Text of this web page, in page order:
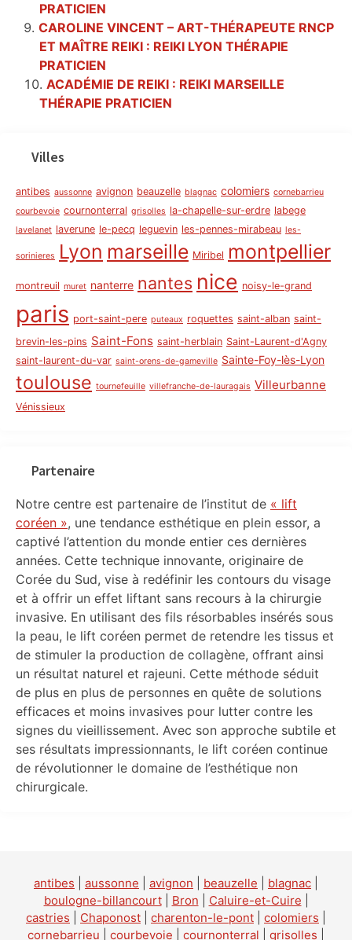
PRATICIEN
CAROLINE VINCENT – ART-THÉRAPEUTE RNCP
ET MAÎTRE REIKI : REIKI LYON THÉRAPIE
PRATICIEN
ACADÉMIE DE REIKI : REIKI MARSEILLE
THÉRAPIE PRATICIEN
Villes
antibes aussonne avignon beauzelle blagnac colomiers cornebarrieu
courbevoie cournonterral grisolles la-chapelle-sur-erdre labege
lavelanet laverune le-pecq leguevin les-pennes-mirabeau les-
sorinieres Lyon marseille Miribel montpellier
montreuil muret nanterre nantes nice noisy-le-grand
paris port-saint-pere puteaux roquettes saint-alban saint-
brevin-les-pins Saint-Fons saint-herblain Saint-Laurent-d'Agny
saint-laurent-du-var saint-orens-de-gameville Sainte-Foy-lès-Lyon
toulouse tournefeuille villefranche-de-lauragais Villeurbanne
Vénissieux
Partenaire
Notre centre est partenaire de l’institut de « lift
coréen », une tendance esthétique en plein essor, a
captivé l’attention du monde entier ces dernières
années. Cette technique innovante, originaire de
Corée du Sud, vise à redéfinir les contours du visage
et à offrir un effet liftant sans recours à la chirurgie
invasive. En utilisant des fils résorbables insérés sous
la peau, le lift coréen permet de retendre les tissus et
de stimuler la production de collagène, offrant ainsi
un résultat naturel et rajeuni. Cette méthode séduit
de plus en plus de personnes en quête de solutions
efficaces et moins invasives pour lutter contre les
signes du vieillissement. Avec son approche subtile et
ses résultats impressionnants, le lift coréen continue
de révolutionner le domaine de l’esthétique non
chirurgicale.
antibes aussonne avignon beauzelle blagnac
boulogne-billancourt| Bron Caluire-et-Cuire
castries
Chaponost charenton-le-pont colomiers
cornebarrieu
courbevoie cournonterral grisolles